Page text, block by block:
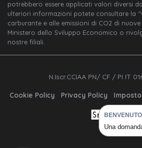
potrebbero essere applicati valori diversi
ulteriori informazioni potete consultare la
carburante e alle emissioni di CO2 di
Ministero dello Sviluppo Economico o
nostre filiali.
N.Iscr.CCIAA PN/ CF / PI IT
Cookie Policy Privacy Policy
Una